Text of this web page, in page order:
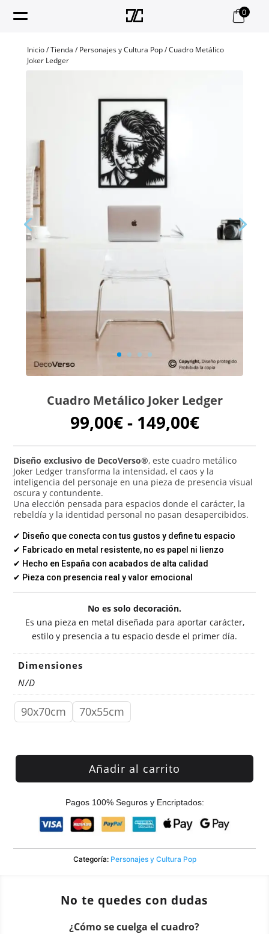
0
Inicio/Tienda /Personajes y Cultura Pop/ Cuadro Metálico
Joker Ledger
Cuadro Metálico Joker Ledger
99,00€- 149,00€Rango
de
precios:
desde
99,00€
hasta
149,00€
Diseño exclusivo de DecoVerso®, este cuadro metálico
Joker Ledger transforma la intensidad, el caos y la
inteligencia del personaje en una pieza de presencia visual
oscura y contundente.
Una elección pensada para espacios donde el carácter, la
rebeldía y la identidad personal no pasan desapercibidos.
✔ Diseño que conecta con tus gustos y define tu espacio
✔ Fabricado en metal resistente, no es papel ni lienzo
✔ Hecho en España con acabados de alta calidad
✔ Pieza con presencia real y valor emocional
No es solo decoración.
Es una pieza en metal diseñada para aportar carácter,
estilo y presencia a tu espacio desde el primer día.
Dimensiones
N/D
90x70cm 70x55cm
Añadir al carrito
Pagos 100% Seguros y Encriptados:
Categoría: Personajes y Cultura Pop
No te quedes con dudas
¿Cómo se cuelga el cuadro?